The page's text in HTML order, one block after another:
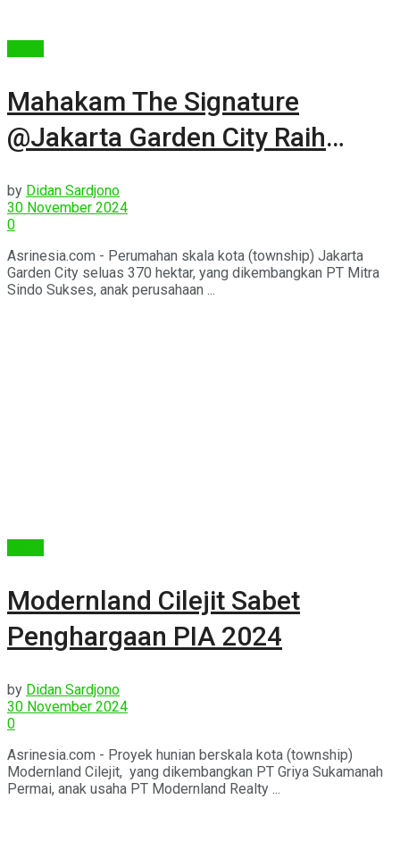
Mahakam The Signature
@Jakarta Garden City Raih
by Didan Sardjono
30 November 2024
0
Asrinesia.com - Perumahan skala kota (township) Jakarta
Garden City seluas 370 hektar, yang dikembangkan PT Mitra
Sindo Sukses, anak perusahaan ...
Modernland Cilejit Sabet
Penghargaan PIA 2024
by Didan Sardjono
30 November 2024
0
Asrinesia.com - Proyek hunian berskala kota (township)
Modernland Cilejit, yang dikembangkan PT Griya Sukamanah
Permai, anak usaha PT Modernland Realty ...